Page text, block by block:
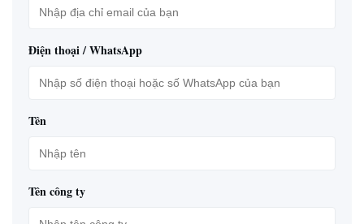
Điện thoại / WhatsApp
Tên
Tên công ty